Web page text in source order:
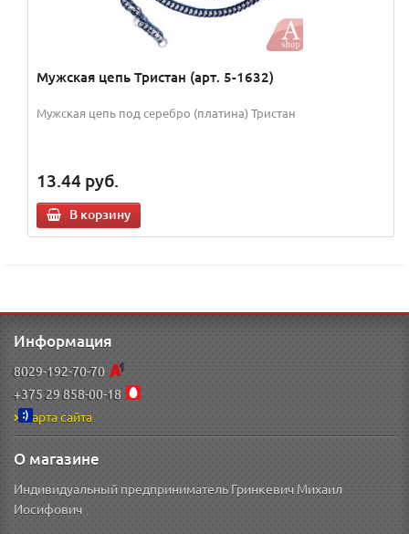
Мужская цепь Тристан (арт. 5-1632)
Мужская цепь под серебро (платина) Тристан
13.44 руб.
В корзину
Информация
8029-192-70-70
+375 29 858-00-18
Карта сайта
О магазине
Индивидуальный предприниматель Гринкевич Михаил
Иосифович